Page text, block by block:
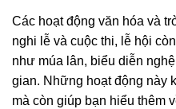
Các hoạt động văn hóa và
nghi lễ và cuộc thi, lễ hội
như múa lân, biểu diễn
gian. Những hoạt động này
mà còn giúp bạn hiểu thêm